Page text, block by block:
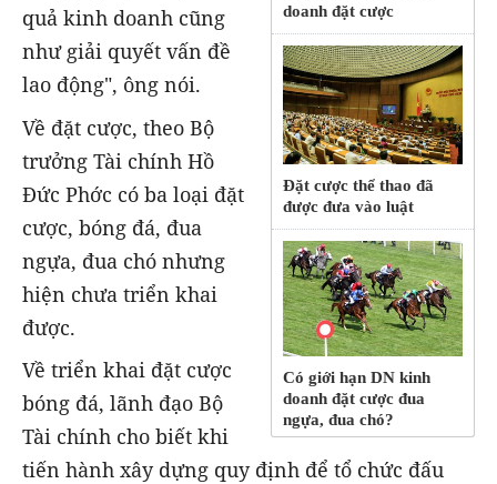
doanh đặt cược
Đặt cược thể thao đã
được đưa vào luật
Có giới hạn DN kinh
doanh đặt cược đua
ngựa, đua chó?
quả kinh doanh cũng
như giải quyết vấn đề
lao động", ông nói.
Về đặt cược, theo Bộ
trưởng Tài chính Hồ
Đức Phớc có ba loại đặt
cược, bóng đá, đua
ngựa, đua chó nhưng
hiện chưa triển khai
được.
Về triển khai đặt cược
bóng đá, lãnh đạo Bộ
Tài chính cho biết khi
tiến hành xây dựng quy định để tổ chức đấu